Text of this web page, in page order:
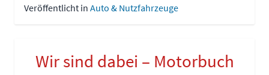
Veröffentlicht in Auto & Nutzfahrzeuge
Wir sind dabei – Motorbuch